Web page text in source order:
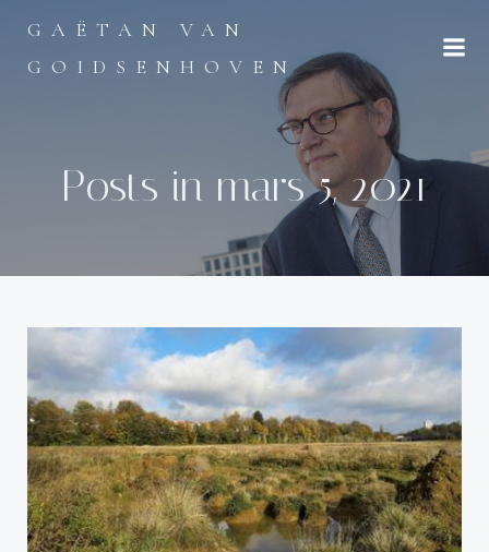
contenu
GAËTAN VAN
GOIDSENHOVEN
Posts in mars 5, 2021